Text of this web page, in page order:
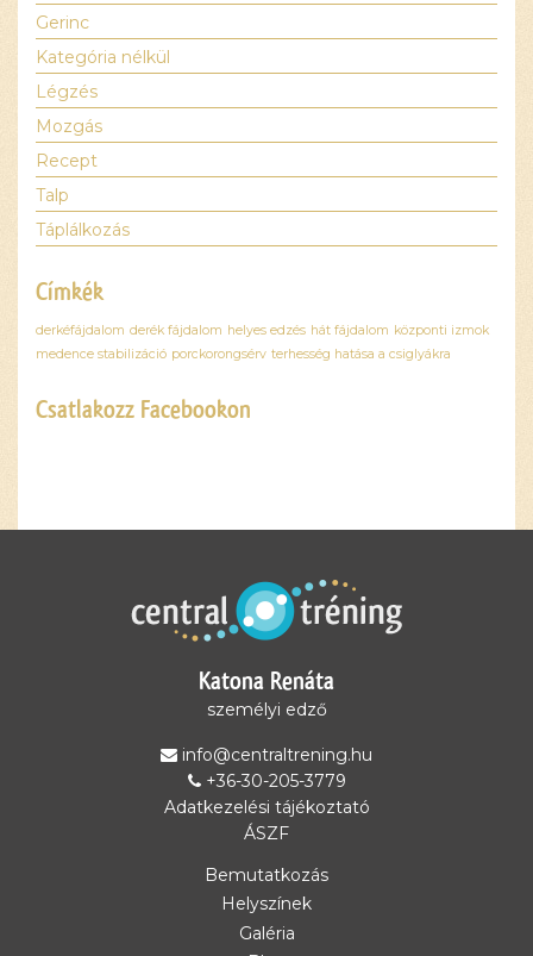
Gerinc
Kategória nélkül
Légzés
Mozgás
Recept
Talp
Táplálkozás
Címkék
derkéfájdalom derék fájdalom helyes edzés hát fájdalom központi izmok
medence stabilizáció porckorongsérv terhesség hatása a csiglyákra
Csatlakozz Facebookon
blokkolva
Katona Renáta
személyi edző
info@centraltrening.hu
+36-30-205-3779
Adatkezelési tájékoztató
ÁSZF
Bemutatkozás
Helyszínek
Galéria